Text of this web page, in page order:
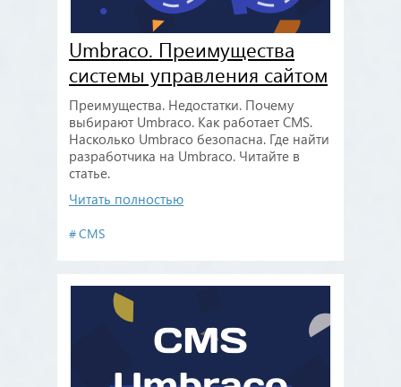
Umbraco. Преимущества
системы управления сайтом
Преимущества. Недостатки. Почему
выбирают Umbraco. Как работает CMS.
Насколько Umbraco безопасна. Где найти
разработчика на Umbraco. Читайте в
статье.
Читать полностью
CMS